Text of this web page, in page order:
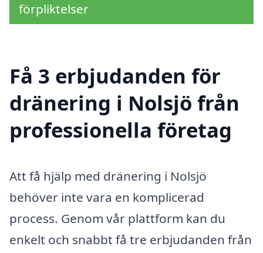
förpliktelser
Få 3 erbjudanden för
dränering i Nolsjö från
professionella företag
Att få hjälp med dränering i Nolsjö
behöver inte vara en komplicerad
process. Genom vår plattform kan du
enkelt och snabbt få tre erbjudanden från